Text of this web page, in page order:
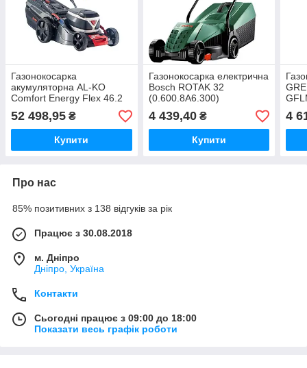
Газонокосарка
акумуляторна AL-KO
Comfort Energy Flex 46.2
Li SP-W (c АКБ і ЗП)
(123011)
52 498,95 ₴
Купити
Газонокосарка електрична
Bosch ROTAK 32
(0.600.8A6.300)
4 439,40₴
Купити
4
Про нас
85% позитивних з 138 відгуків за рік
Працює з 30.08.2018
м. Дніпро
Дніпро, Україна
Контакти
Сьогодні працює з 09:00 до 18:00
Показати весь графік роботи